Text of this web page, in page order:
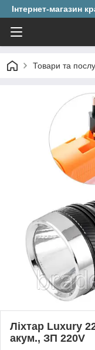
Інтернет-магазин
Товари та
Ліхтар Luxury
акум., ЗП 220V